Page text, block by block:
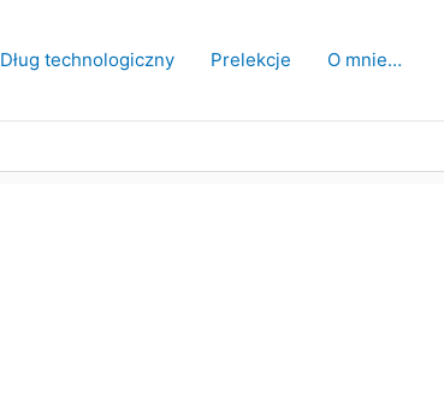
Dług technologiczny Prelekcje O mnie…